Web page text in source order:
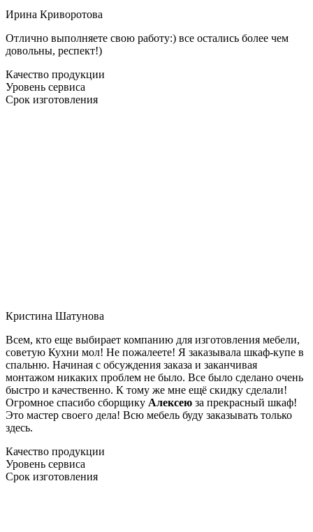
Ирина Криворотова
Отлично выполняете свою работу:) все остались более чем
довольны, респект!)
Качество продукции
Уровень сервиса
Срок изготовления
Кристина Шатунова
Всем, кто еще выбирает компанию для изготовления мебели,
советую Кухни мол! Не пожалеете! Я заказывала шкаф-купе в
спальню. Начиная с обсуждения заказа и заканчивая
монтажом никаких проблем не было. Все было сделано очень
быстро и качественно. К тому же мне ещё скидку сделали!
Огромное спасибо сборщику Алексею за прекрасный шкаф!
Это мастер своего дела! Всю мебель буду заказывать только
здесь.
Качество продукции
Уровень сервиса
Срок изготовления